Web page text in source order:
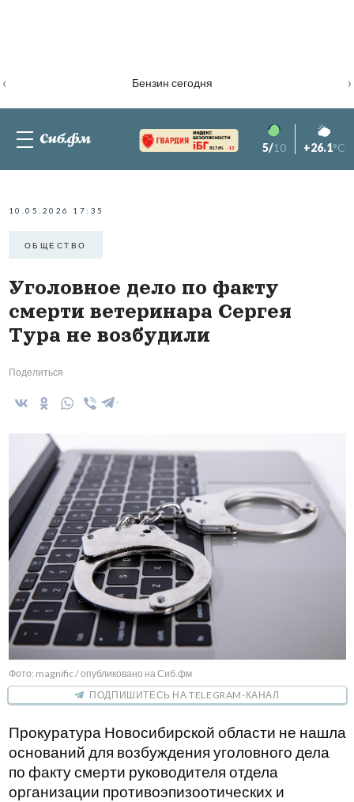
Бензин сегодня
‹ ›
82.76% -1.2 5/10 +26.1°C
10.05.2026 17:35
ОБЩЕСТВО
Уголовное дело по факту
смерти ветеринара Сергея
Тура не возбудили
Поделиться
Фото: magnific / опубликовано на Сиб.фм
ПОДПИШИТЕСЬ НА TELEGRAM-КАНАЛ
Прокуратура Новосибирской области не нашла
оснований для возбуждения уголовного дела
по факту смерти руководителя отдела
организации противоэпизоотических и